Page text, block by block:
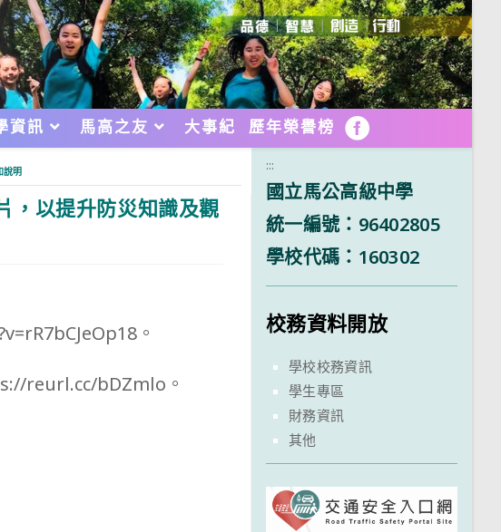
資訊 馬高之友 大事紀 歷年榮譽榜 FB
說明
，以提升防災知識及觀
。
reurl.cc/bDZmlo。
:::
國立馬公高級中學
統一編號：96402805
學校代碼：160302
校務資料開放
學校校務資訊
學生專區
財務資訊
其他